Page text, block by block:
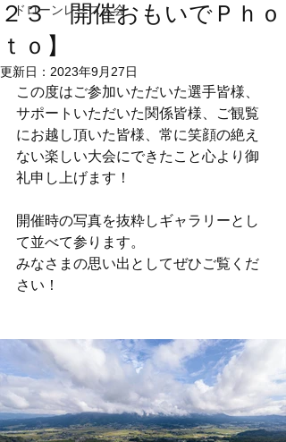
ドローンレース大会
２３ 開催おもいでＰｈｏ
ｔｏ】
更新日： 2023年9月27日
この度はご参加いただいた選手皆様、
サポートいただいた関係皆様、ご観覧
にお越し頂いた皆様、常に笑顔の絶え
ない楽しい大会にできたこと心より御
礼申し上げます！
開催時の写真を抜粋しギャラリーとし
て並べて参ります。
みなさまの思い出としてぜひご覧くだ
さい！